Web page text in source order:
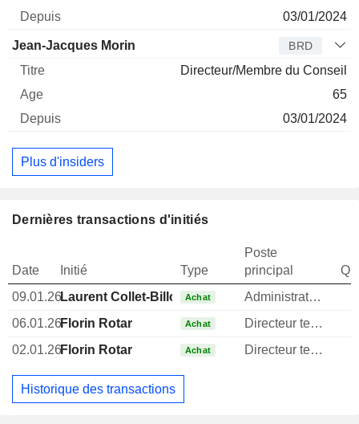
03/01/2024
Jean-Jacques Morin BRD
Directeur/Membre du Conseil
65
03/01/2024
Plus d'insiders
Dernières transactions d'initiés
Date Initié Type
Poste
principal
09.01.26Laurent Collet-Billon Achat
Administrateur
06.01.26Florin Rotar Achat
Directeur technique
02.01.26Florin Rotar Achat Directeur technique
Historique des transactions